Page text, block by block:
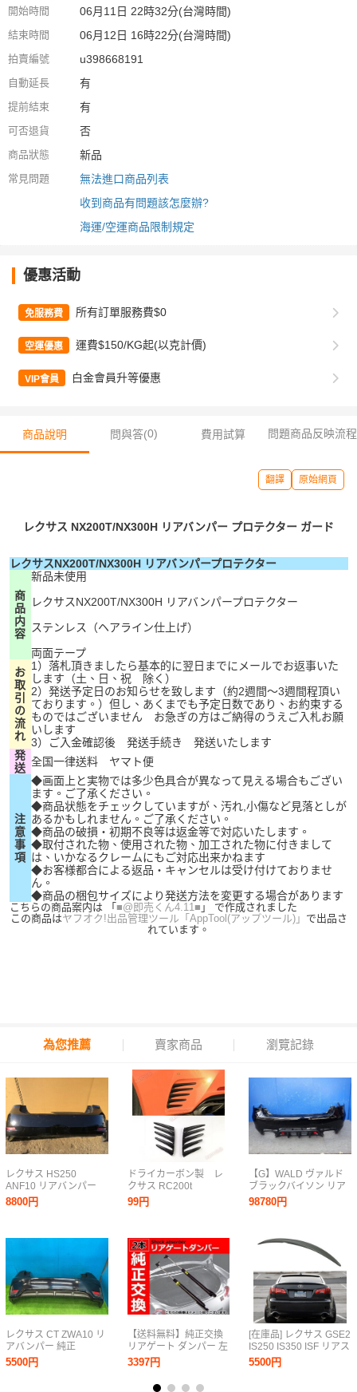
開始時間 06月11日 22時32分(台灣時間)
結束時間 06月12日 16時22分(台灣時間)
拍賣編號 u398668191
自動延長 有
提前結束 有
可否退貨 否
商品狀態 新品
常見問題
無法進口商品列表
收到商品有問題該怎麼辦?
海運/空運商品限制規定
優惠活動
免服務費 所有訂單服務費$0
空運優惠 運費$150/KG起(以克計價)
VIP會員 白金會員升等優惠
商品說明 問與答(0) 費用試算 問題商品反映流程
翻譯 原始網頁
レクサス NX200T/NX300H リアバンパー プロテクター ガード
レクサスNX200T/NX300H リアバンパープロテクター
商
品
内
容
新品未使用
レクサスNX200T/NX300H リアバンパープロテクター
ステンレス（ヘアライン仕上げ）
両面テープ
お
取
引
の
流
れ
1）落札頂きましたら基本的に翌日までにメールでお返事いた
します（土、日、祝 除く）
2）発送予定日のお知らせを致します（約2週間～3週間程頂い
ております。）但し、あくまでも予定日数であり、お約束する
ものではございません お急ぎの方はご納得のうえご入札お願
いします
3）ご入金確認後 発送手続き 発送いたします
発
送 全国一律送料 ヤマト便
注
意
事
項
◆画面上と実物では多少色具合が異なって見える場合もござい
ます。ご了承ください。
◆商品状態をチェックしていますが、汚れ,小傷など見落としが
あるかもしれません。ご了承ください。
◆商品の破損・初期不良等は返金等で対応いたします。
◆取付された物、使用された物、加工された物に付きまして
は、いかなるクレームにもご対応出来かねます
◆お客様都合による返品・キャンセルは受け付けておりませ
ん。
◆商品の梱包サイズにより発送方法を変更する場合があります
こちらの商品案内は 「 ■@即売くん4.11■ 」 で作成されました
この商品はヤフオク!出品管理ツール「AppTool(アップツール)」 で出品さ
れています。
為您推薦 賣家商品 瀏覽記錄
レクサス HS250
ANF10 リアバンパー
カラーNO.217
8800円
レクサス CT ZWA10 リ
アバンパー 純正
52159-76070-C1 214
ブラックオパールマイ
5500円
ドライカーボン製 レ
クサス RC200t
RC300h RC300
RC350 RC Fスポーツ
口パネル 2枚
99円
【送料無料】純正交換
リアゲート ダンパー 左
右 『2本』レクサス
CT200H ZWA10
68950-76041 68960-
3397円
【G】WALD ヴァルド
ブラックバイソン リア
バンパー エアロ レクサ
ス UVF46 LS600HL
USF41 UVF45
98780円
[在庫品] レクサス GSE2
IS250 IS350 ISF リアス
ポイラー トランクスポ
イラー ABS 素地 未塗
5500円